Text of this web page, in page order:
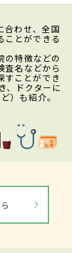
合わせ、全国
ことができる
の特徴などの
査名などから
すことができ
、ドクターに
）も紹介。